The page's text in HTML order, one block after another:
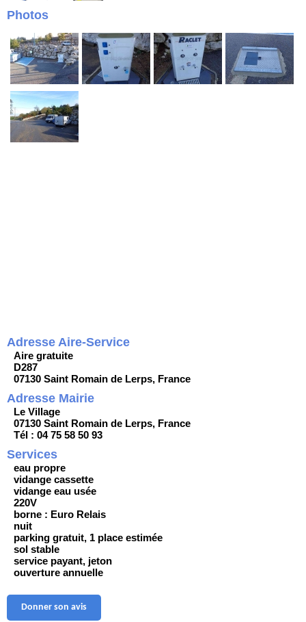
Photos
Adresse Aire-Service
Aire gratuite
D287
07130 Saint Romain de Lerps, France
Adresse Mairie
Le Village
07130 Saint Romain de Lerps, France
Tél : 04 75 58 50 93
Services
eau propre
vidange cassette
vidange eau usée
220V
borne : Euro Relais
nuit
parking gratuit, 1 place estimée
sol stable
service payant, jeton
ouverture annuelle
Donner son avis